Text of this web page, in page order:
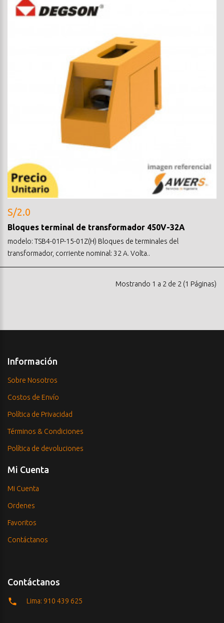
S/2.0
Bloques terminal de transformador 450V-32A
modelo: TSB4-01P-15-01Z(H) Bloques de terminales del
transformador, corriente nominal: 32 A. Volta..
Mostrando 1 a 2 de 2 (1 Páginas)
Información
Sobre Nosotros
Costos de Envío
Política de Privacidad
Términos & Condiciones
Política de devoluciones
Mi Cuenta
Mi Cuenta
Ordenes
Favoritos
Contáctanos
Contáctanos
Lima: 910 439 625